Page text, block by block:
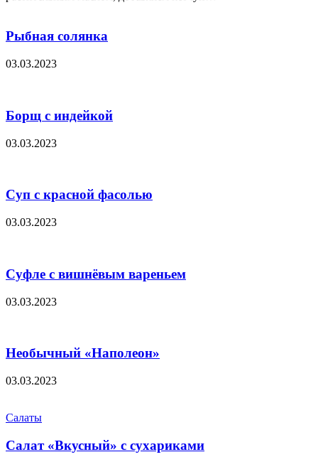
Рыбная солянка
03.03.2023
Борщ с индейкой
03.03.2023
Суп с красной фасолью
03.03.2023
Суфле с вишнёвым вареньем
03.03.2023
Необычный «Наполеон»
03.03.2023
Салаты
Салат «Вкусный» с сухариками